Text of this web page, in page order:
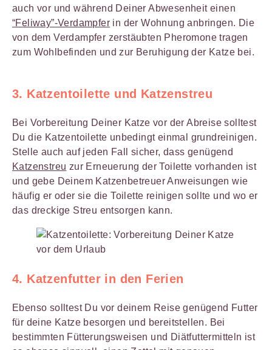
auch vor und während Deiner Abwesenheit einen
“Feliway”-Verdampfer in der Wohnung anbringen. Die
von dem Verdampfer zerstäubten Pheromone tragen
zum Wohlbefinden und zur Beruhigung der Katze bei.
3. Katzentoilette und Katzenstreu
Bei Vorbereitung Deiner Katze vor der Abreise solltest
Du die Katzentoilette unbedingt einmal grundreinigen.
Stelle auch auf jeden Fall sicher, dass genügend
Katzenstreu zur Erneuerung der Toilette vorhanden ist
und gebe Deinem Katzenbetreuer Anweisungen wie
häufig er oder sie die Toilette reinigen sollte und wo er
das dreckige Streu entsorgen kann.
4. Katzenfutter in den Ferien
Ebenso solltest Du vor deinem Reise genügend Futter
für deine Katze besorgen und bereitstellen. Bei
bestimmten Fütterungsweisen und Diätfuttermitteln ist